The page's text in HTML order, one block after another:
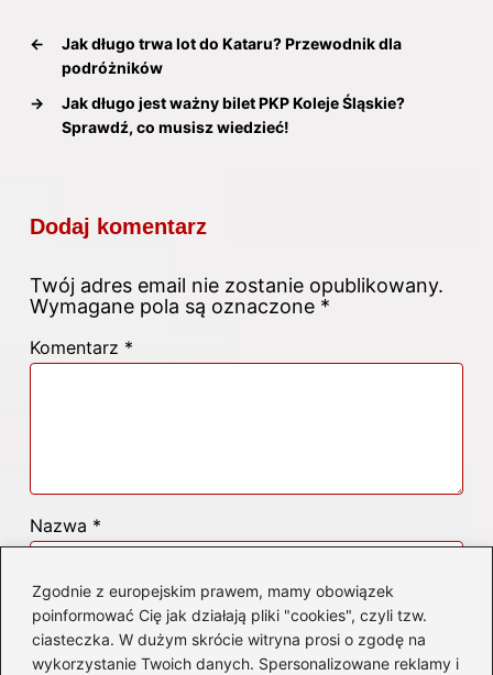
Zgodnie z europejskim prawem, mamy obowiązek
poinformować Cię jak działają pliki "cookies", czyli tzw.
ciasteczka. W dużym skrócie witryna prosi o zgodę na
wykorzystanie Twoich danych. Spersonalizowane reklamy i
←
Jak długo trwa lot do Kataru? Przewodnik dla
podróżników
→
Jak długo jest ważny bilet PKP Koleje Śląskie?
Sprawdź, co musisz wiedzieć!
Dodaj komentarz
Twój adres email nie zostanie opublikowany.
Wymagane pola są oznaczone *
Komentarz *
Nazwa *
Adres email *